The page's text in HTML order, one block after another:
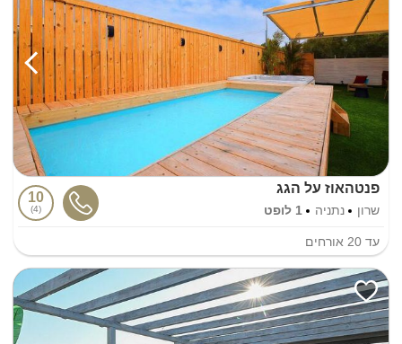
פנטהאוז על הגג
שרון נתניה 1 לופט
10
4
עד 20 אורחים